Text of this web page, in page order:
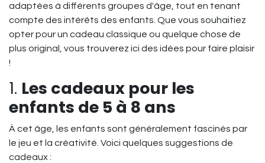
adaptées à différents groupes d'âge, tout en tenant
compte des intérêts des enfants. Que vous souhaitiez
opter pour un cadeau classique ou quelque chose de
plus original, vous trouverez ici des idées pour faire plaisir
!
1. Les cadeaux pour les
enfants de 5 à 8 ans
À cet âge, les enfants sont généralement fascinés par
le jeu et la créativité. Voici quelques suggestions de
cadeaux :